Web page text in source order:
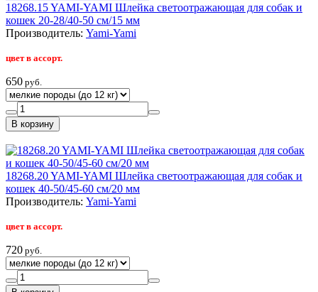
18268.15 YAMI-YAMI Шлейка светоотражающая для собак и
кошек 20-28/40-50 см/15 мм
Производитель: Yami-Yami
цвет в ассорт.
650 руб.
18268.20 YAMI-YAMI Шлейка светоотражающая для собак и
кошек 40-50/45-60 см/20 мм
Производитель: Yami-Yami
цвет в ассорт.
720 руб.